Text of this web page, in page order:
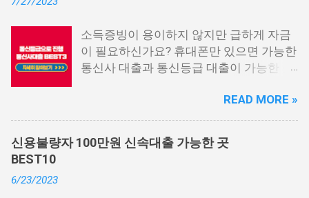
소득증빙이 용이하지 않지만 급하게 자금
이 필요하신가요? 휴대폰만 있으면 가능한
통신사 대출과 통신등급 대출이 가능한 곳
신사 대출이란? 급히 자금이 필요한 상황
이 발생하면, 때로는 소액 대출을 고려해야
할 수도 있습니다. 하지만 이직 준비로 인
해 무직 상태이거나 소득 증빙이 어려운 상
READ MORE »
신용불량자 100만원 신속대출 가능한 곳
BEST10
6/23/2023